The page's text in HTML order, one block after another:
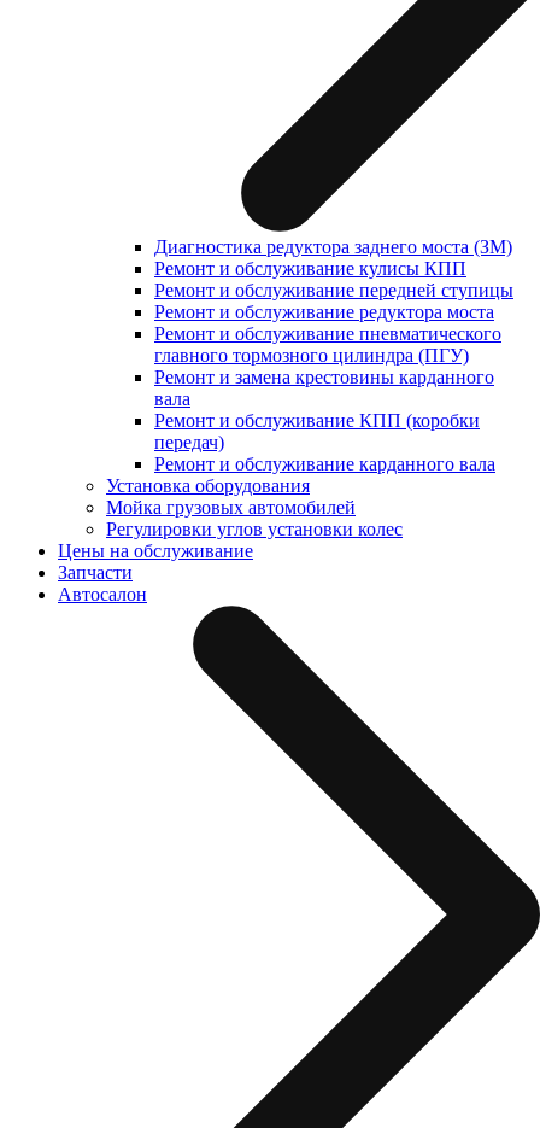
Диагностика редуктора заднего моста (ЗМ)
Ремонт и обслуживание кулисы КПП
Ремонт и обслуживание передней ступицы
Ремонт и обслуживание редуктора моста
Ремонт и обслуживание пневматического
главного тормозного цилиндра (ПГУ)
Ремонт и замена крестовины карданного
вала
Ремонт и обслуживание КПП (коробки
передач)
Ремонт и обслуживание карданного вала
Установка оборудования
Мойка грузовых автомобилей
Регулировки углов установки колес
Цены на обслуживание
Запчасти
Автосалон